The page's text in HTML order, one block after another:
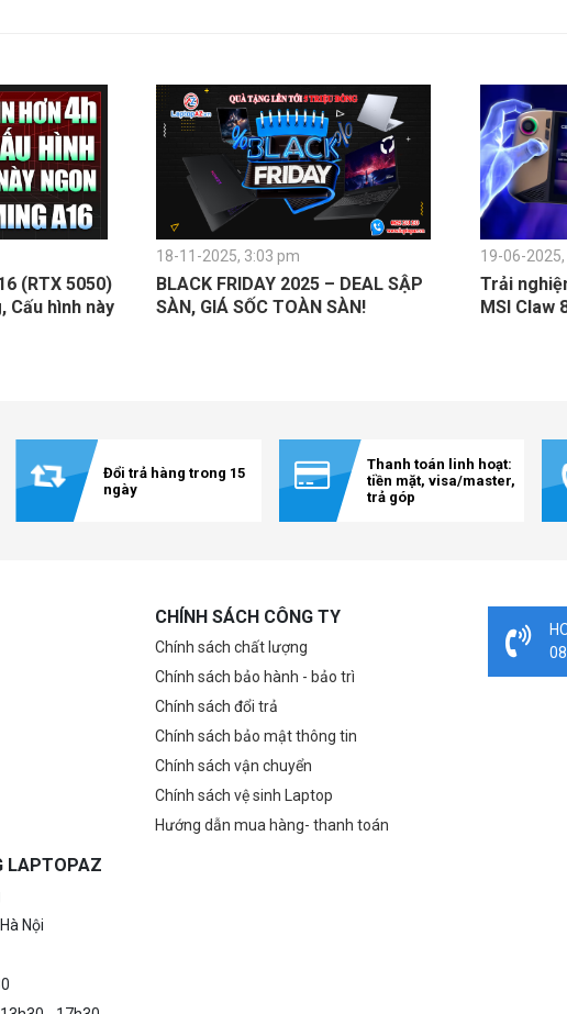
(RTX 5050)
Cấu hình này
18-11-2025, 3:03 pm
BLACK FRIDAY 2025 – DEAL SẬP
SÀN, GIÁ SỐC TOÀN SÀN!
19-06-
Trải
MSI Claw
Đổi trả hàng trong 15
ngày
Thanh toán linh hoạt:
tiền mặt, visa/master,
trả góp
CHÍNH SÁCH CÔNG TY
Chính sách chất lượng
Chính sách bảo hành - bảo trì
Chính sách đổi trả
Chính sách bảo mật thông tin
Chính sách vận chuyển
Chính sách vệ sinh Laptop
Hướng dẫn mua hàng- thanh toán
LAPTOPAZ
Nội